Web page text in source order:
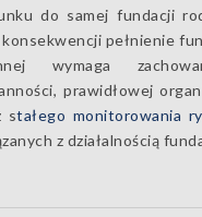
do samej fundacji
pełnienie
wymaga
prawidłowej
stałego monitorowania
z działalnością